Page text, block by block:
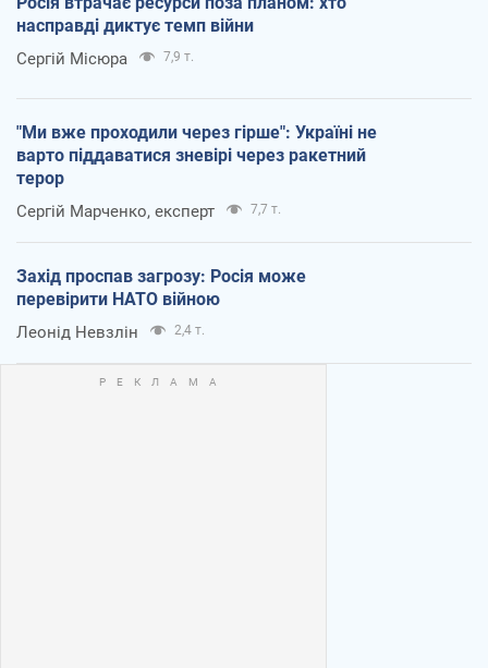
насправді диктує темп війни
Сергій Місюра 7,9 т.
"Ми вже проходили через гірше": Україні не
варто піддаватися зневірі через ракетний
терор
Сергій Марченко, експерт 7,7 т.
Захід проспав загрозу: Росія може
перевірити НАТО війною
Леонід Невзлін 2,4 т.